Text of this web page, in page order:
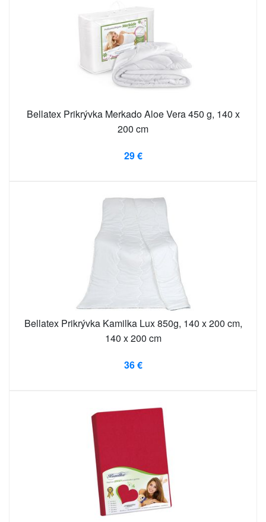
Bellatex Prikrývka Merkado Aloe Vera 450 g, 140 x
200 cm
29 €
Bellatex Prikrývka Kamilka Lux 850g, 140 x 200 cm,
140 x 200 cm
36 €